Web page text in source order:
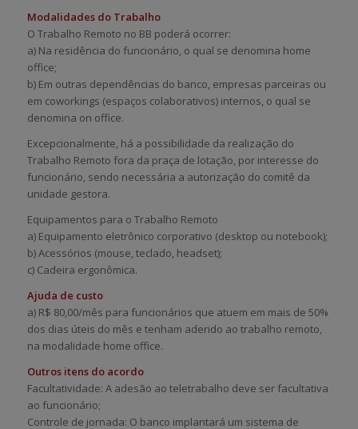
Modalidades do Trabalho
O Trabalho Remoto no BB poderá ocorrer:
a) Na residência do funcionário, o qual se denomina home
office;
b) Em outras dependências do banco, empresas parceiras ou
em coworkings (espaços colaborativos) internos, o qual se
denomina on office.
Excepcionalmente, há a possibilidade da realização do
Trabalho Remoto fora da praça de lotação, por interesse do
funcionário, sendo necessária a autorização do comitê da
unidade gestora.
Equipamentos para o Trabalho Remoto
a) Equipamento eletrônico corporativo (desktop ou notebook);
b) Acessórios (mouse, teclado, headset);
c) Cadeira ergonômica.
Ajuda de custo
a) R$ 80,00/mês para funcionários que atuem em mais de 50%
dos dias úteis do mês e tenham aderido ao trabalho remoto,
na modalidade home office.
Outros itens do acordo
Facultatividade: A adesão ao teletrabalho deve ser facultativa
ao funcionário;
Controle de jornada: O banco implantará um sistema de